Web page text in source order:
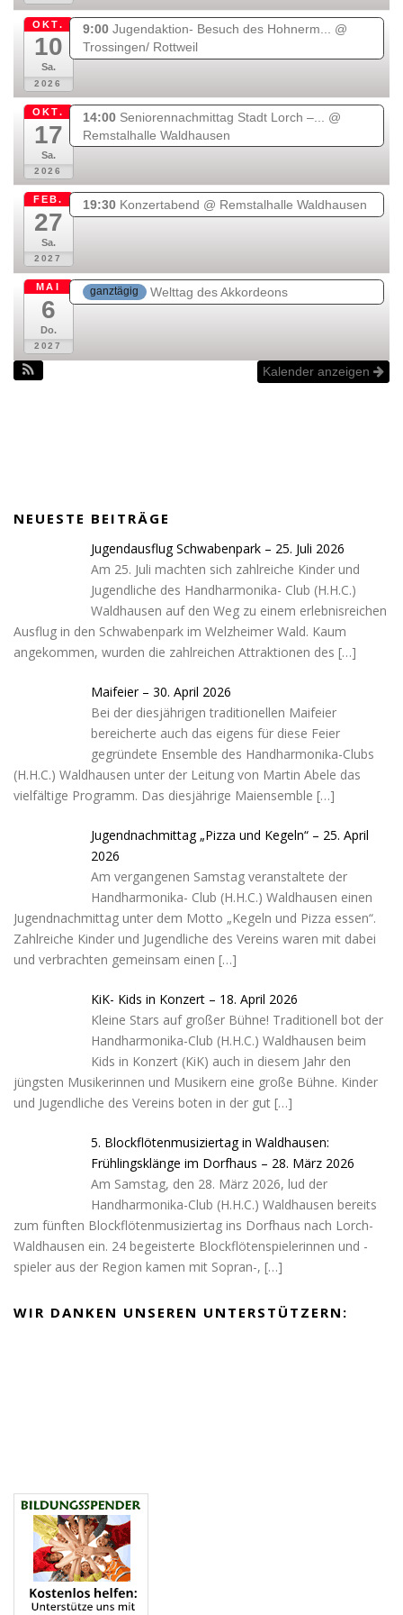
c
a
r
OKT.
10
Sa.
2026
9:00 Jugendaktion- Besuch des Hohnerm... @
Trossingen/ Rottweil
OKT.
17
Sa.
2026
14:00 Seniorennachmittag Stadt Lorch –... @
Remstalhalle Waldhausen
FEB.
27
Sa.
2027
19:30 Konzertabend @ Remstalhalle Waldhausen
MAI
6
Do.
2027
ganztägig Welttag des Akkordeons
Kalender anzeigen
NEUESTE BEITRÄGE
Jugendausflug Schwabenpark – 25. Juli 2026
Am 25. Juli machten sich zahlreiche Kinder und
Jugendliche des Handharmonika- Club (H.H.C.)
Waldhausen auf den Weg zu einem erlebnisreichen
Ausflug in den Schwabenpark im Welzheimer Wald. Kaum
angekommen, wurden die zahlreichen Attraktionen des […]
Maifeier – 30. April 2026
Bei der diesjährigen traditionellen Maifeier
bereicherte auch das eigens für diese Feier
gegründete Ensemble des Handharmonika-Clubs
(H.H.C.) Waldhausen unter der Leitung von Martin Abele das
vielfältige Programm. Das diesjährige Maiensemble […]
Jugendnachmittag „Pizza und Kegeln“ – 25. April
2026
Am vergangenen Samstag veranstaltete der
Handharmonika- Club (H.H.C.) Waldhausen einen
Jugendnachmittag unter dem Motto „Kegeln und Pizza essen“.
Zahlreiche Kinder und Jugendliche des Vereins waren mit dabei
und verbrachten gemeinsam einen […]
KiK- Kids in Konzert – 18. April 2026
Kleine Stars auf großer Bühne! Traditionell bot der
Handharmonika-Club (H.H.C.) Waldhausen beim
Kids in Konzert (KiK) auch in diesem Jahr den
jüngsten Musikerinnen und Musikern eine große Bühne. Kinder
und Jugendliche des Vereins boten in der gut […]
5. Blockflötenmusiziertag in Waldhausen:
Frühlingsklänge im Dorfhaus – 28. März 2026
Am Samstag, den 28. März 2026, lud der
Handharmonika-Club (H.H.C.) Waldhausen bereits
zum fünften Blockflötenmusiziertag ins Dorfhaus nach Lorch-
Waldhausen ein. 24 begeisterte Blockflötenspielerinnen und -
spieler aus der Region kamen mit Sopran-, […]
WIR DANKEN UNSEREN UNTERSTÜTZERN: